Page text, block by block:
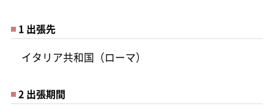
1 出張先
イタリア共和国（ローマ）
2 出張期間